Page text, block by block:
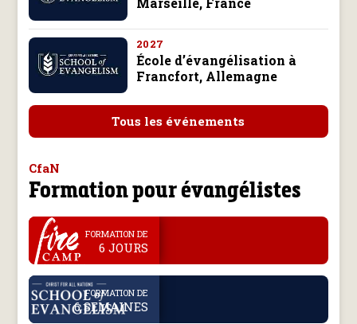
2027
École d’évangélisation à
Francfort, Allemagne
Tous les événements
CfaN
Formation pour évangélistes
. FORMATION DE
6 JOURS
. FORMATION DE
6 SEMAINES